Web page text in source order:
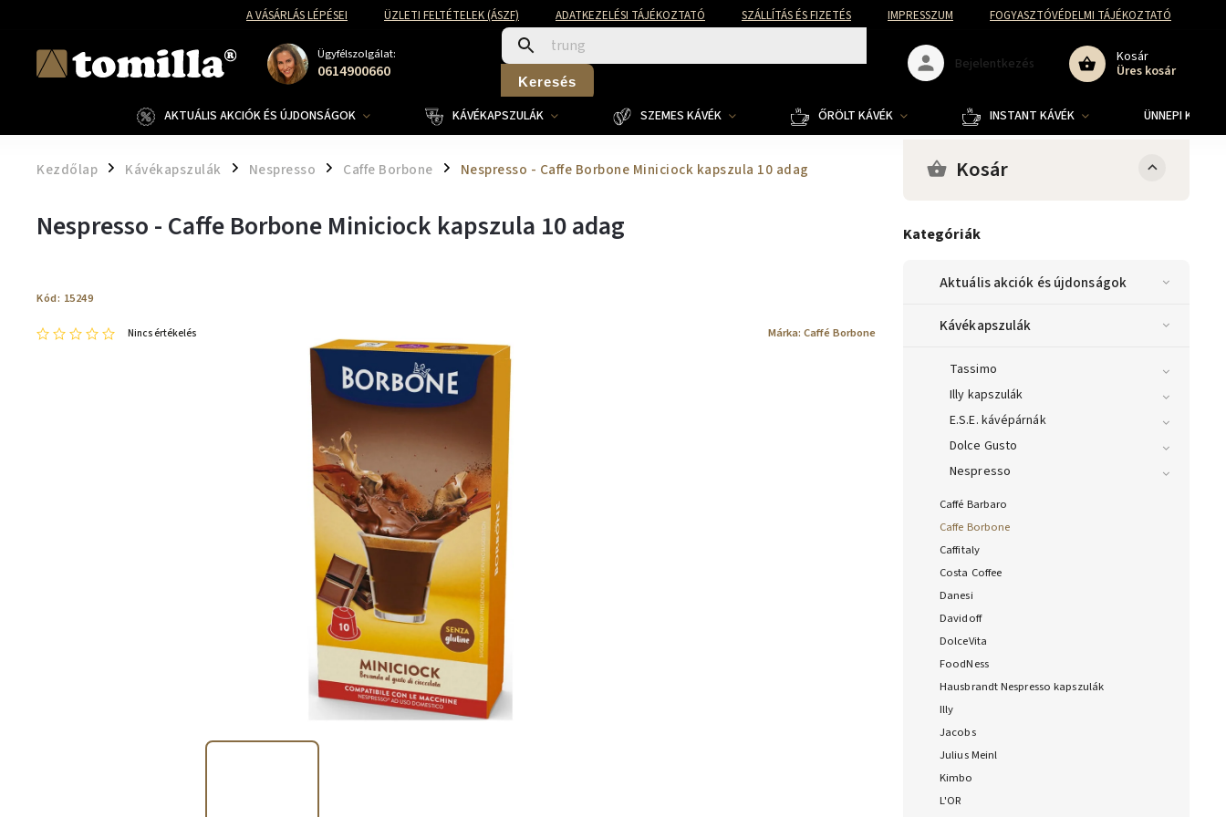
A VÁSÁRLÁS LÉPÉSEI ÜZLETI FELTÉTELEK (ÁSZF) ADATKEZELÉSI TÁJÉKOZTATÓ SZÁLLÍTÁS ÉS FIZETÉS IMPRESSZUM FOGYASZTÓVÉDELMI TÁJÉKOZTATÓ
Ügyfélszolgálat:
0614900660 Keresés
Kosár
Üres kosár
Bejelentkezés
AKTUÁLIS AKCIÓK ÉS ÚJDONSÁGOK KÁVÉKAPSZULÁK SZEMES KÁVÉK ŐRÖLT KÁVÉK INSTANT KÁVÉK ÜNNEPI
Kezdőlap / Kávékapszulák / Nespresso / Caffe Borbone / Nespresso - Caffe Borbone Miniciock kapszula 10 adag Kosár
Kategóriák
Aktuális akciók és újdonságok
Kávékapszulák
Tassimo
Illy kapszulák
E.S.E. kávépárnák
Dolce Gusto
Nespresso
Caffé Barbaro
Caffe Borbone
Caffitaly
Costa Coffee
Danesi
Davidoff
DolceVita
FoodNess
Hausbrandt Nespresso kapszulák
Illy
Jacobs
Julius Meinl
Kimbo
L'OR
Nespresso - Caffe Borbone Miniciock kapszula 10 adag
Kód: 15249
Nincs értékelés Márka: Caffé Borbone